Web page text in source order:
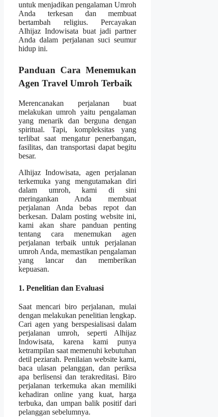
untuk menjadikan pengalaman Umroh
Anda terkesan dan membuat
bertambah religius. Percayakan
Alhijaz Indowisata buat jadi partner
Anda dalam perjalanan suci seumur
hidup ini.
Panduan Cara Menemukan
Agen Travel Umroh Terbaik
Merencanakan perjalanan buat
melakukan umroh yaitu pengalaman
yang menarik dan berguna dengan
spiritual. Tapi, kompleksitas yang
terlibat saat mengatur penerbangan,
fasilitas, dan transportasi dapat begitu
besar.
Alhijaz Indowisata, agen perjalanan
terkemuka yang mengutamakan diri
dalam umroh, kami di sini
meringankan Anda membuat
perjalanan Anda bebas repot dan
berkesan. Dalam posting website ini,
kami akan share panduan penting
tentang cara menemukan agen
perjalanan terbaik untuk perjalanan
umroh Anda, memastikan pengalaman
yang lancar dan memberikan
kepuasan.
1. Penelitian dan Evaluasi
Saat mencari biro perjalanan, mulai
dengan melakukan penelitian lengkap.
Cari agen yang berspesialisasi dalam
perjalanan umroh, seperti Alhijaz
Indowisata, karena kami punya
ketrampilan saat memenuhi kebutuhan
detil peziarah. Penilaian website kami,
baca ulasan pelanggan, dan periksa
apa berlisensi dan terakreditasi. Biro
perjalanan terkemuka akan memiliki
kehadiran online yang kuat, harga
terbuka, dan umpan balik positif dari
pelanggan sebelumnya.